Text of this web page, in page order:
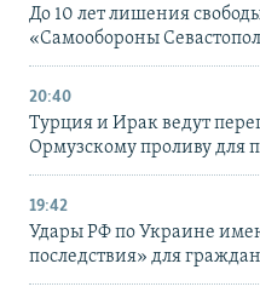
До 10 лет лишения
«Самообороны
20:40
Турция и Ирак ведут
Ормузскому проливу для
19:42
Удары РФ по Украине
последствия» для